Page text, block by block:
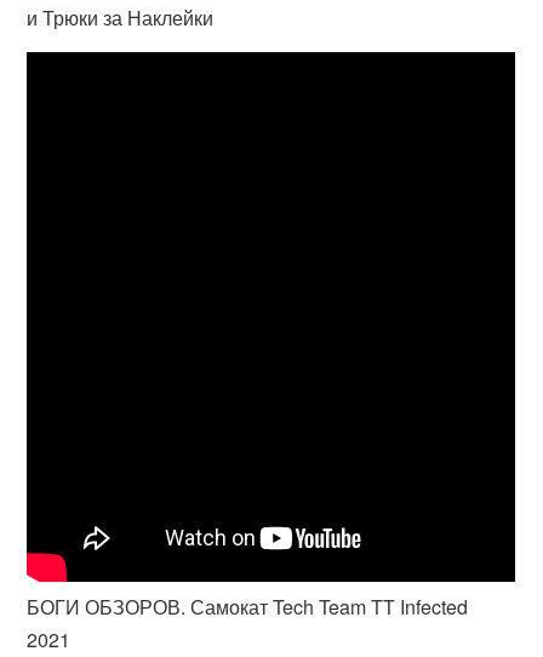
и Трюки за Наклейки
БОГИ ОБЗОРОВ. Самокат Tech Team TT Infected
2021